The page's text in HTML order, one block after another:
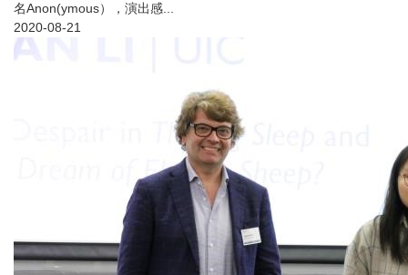
名Anon(ymous），演出感...
2020-08-21